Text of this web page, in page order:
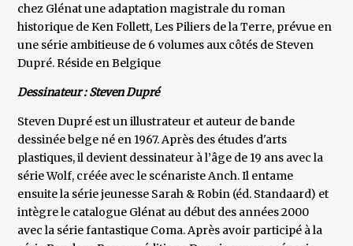
chez Glénat une adaptation magistrale du roman
historique de Ken Follett, Les Piliers de la Terre, prévue en
une série ambitieuse de 6 volumes aux côtés de Steven
Dupré. Réside en Belgique
Dessinateur : Steven Dupré
Steven Dupré est un illustrateur et auteur de bande
dessinée belge né en 1967. Après des études d'arts
plastiques, il devient dessinateur à l’âge de 19 ans avec la
série Wolf, créée avec le scénariste Anch. Il entame
ensuite la série jeunesse Sarah & Robin (éd. Standaard) et
intègre le catalogue Glénat au début des années 2000
avec la série fantastique Coma. Après avoir participé à la